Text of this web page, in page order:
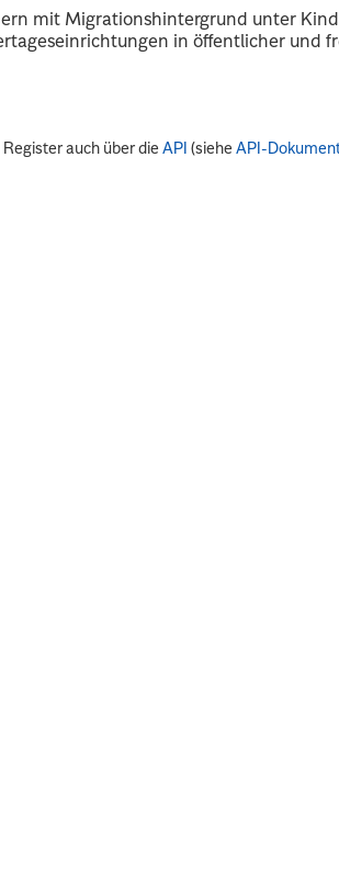
mit Migrationshintergrund unter
in öffentlicher und
Register auch über dieAPI (sieheAPI-